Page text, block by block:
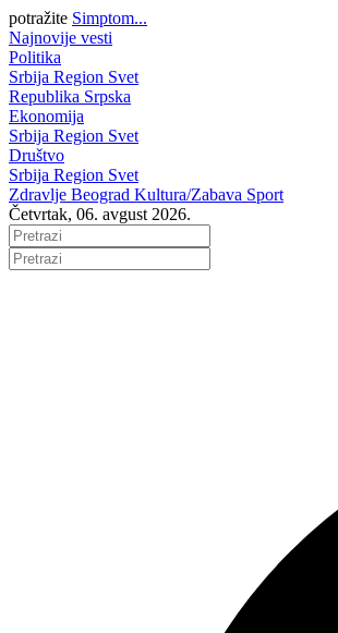
potražite Simptom...
Najnovije vesti
Politika
Srbija Region Svet
Republika Srpska
Ekonomija
Srbija Region Svet
Društvo
Srbija Region Svet
Zdravlje Beograd Kultura/Zabava Sport
Četvrtak, 06. avgust 2026.